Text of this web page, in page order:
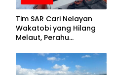
Tim SAR Cari Nelayan
Wakatobi yang Hilang
Melaut, Perahu
Kemasukan Air